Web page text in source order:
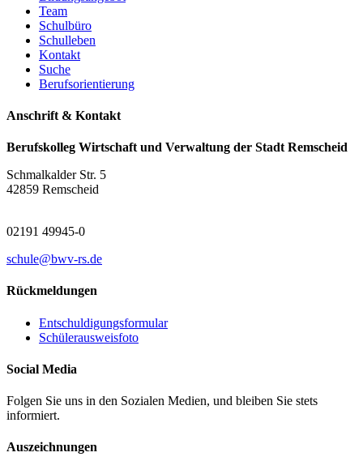
Team
Schulbüro
Schulleben
Kontakt
Suche
Berufsorientierung
Anschrift & Kontakt
Berufskolleg Wirtschaft und Verwaltung der Stadt Remscheid
Schmalkalder Str. 5
42859 Remscheid
02191 49945-0
schule@bwv-rs.de
Rückmeldungen
Entschuldigungsformular
Schülerausweisfoto
Social Media
Folgen Sie uns in den Sozialen Medien, und bleiben Sie stets
informiert.
Auszeichnungen